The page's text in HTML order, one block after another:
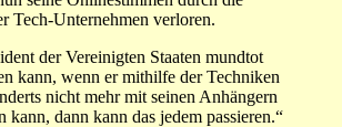
Tech-Unternehmen verloren.
der Vereinigten Staaten mundtot
kann, wenn er mithilfe der Techniken
nicht mehr mit seinen Anhängern
kann, dann kann das jedem passieren.“